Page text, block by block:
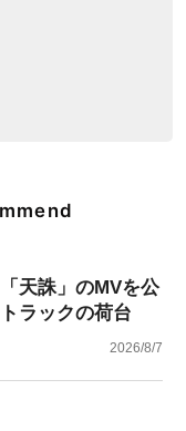
天誅」のMVを公
ラックの荷台
2026/8/7